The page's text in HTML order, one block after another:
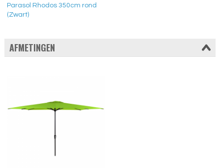
Parasol Rhodos 350cm rond
(Zwart)
AFMETINGEN